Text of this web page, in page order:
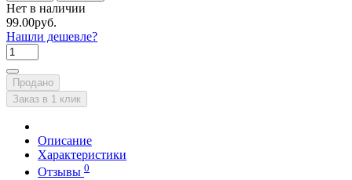
Нет в наличии
99.00руб.
Нашли дешевле?
Продано
Заказ в 1 клик
Описание
Характеристики
Отзывы 0